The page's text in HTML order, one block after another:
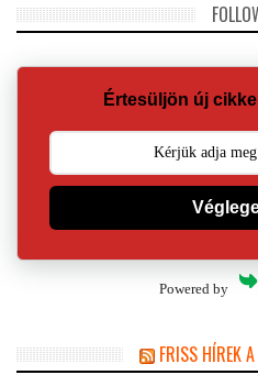
Értesüljön új
Powered by
FRISS HÍREK